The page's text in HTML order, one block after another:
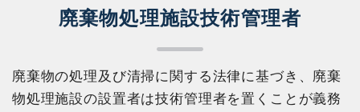
廃棄物処理施設技術管理者
廃棄物の処理及び清掃に関する法律に基づき、廃棄
物処理施設の設置者は技術管理者を置くことが義務